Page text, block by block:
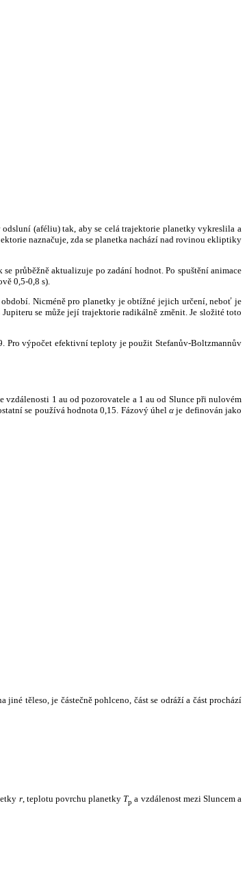
(aféliu) tak, aby se celá trajektorie planetky vykreslila a
naznačuje, zda se planetka nachází nad rovinou ekliptiky
průběžně aktualizuje po zadání hodnot. Po spuštění animace
0,5-0,8 s).
období. Nicméně pro planetky je obtížné jejich určení, neboť je
se může její trajektorie radikálně změnit. Je složité toto
Pro výpočet efektivní teploty je použit Stefanův-Boltzmannův
1 au od pozorovatele a 1 au od Slunce při nulovém
se používá hodnota 0,15. Fázový úhelα je definován jako
těleso, je částečně pohlceno, část se odráží a část prochází
r, teplotu povrchu planetky Tp a vzdálenost mezi Sluncem a